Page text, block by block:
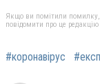
Якщо ви помітили помилку,
повідомити про це редакцію
#коронавірус